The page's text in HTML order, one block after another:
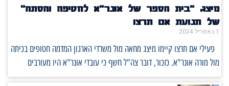
מיצג "בית הספר של אונר"א לחטיפה והסתה"
של תנועת אם תרצו
1 באפריל 2024
פעילי אם תרצו קיימו מיצג מחאה מול משרדי הארגון המדמה חטופים בכיתה
מול מורה אונר"א. כזכור, דובר צה"ל חשף כי עובדי אונר"א היו מעורבים